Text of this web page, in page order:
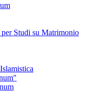
Studi su Matrimonio